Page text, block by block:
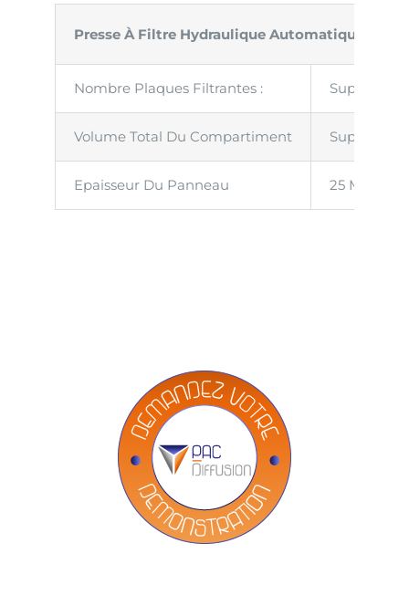
Presse À Filtre Hydraulique Automatique
Nombre Plaques Filtrantes : Supérieur
Volume Total Du Compartiment Supérieur
Epaisseur Du Panneau 25 Mm